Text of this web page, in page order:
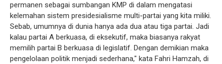
permanen sebagai sumbangan KMP di dalam mengatasi
kelemahan sistem presidesialisme multi-partai yang kita miliki.
Sebab, umumnya di dunia hanya ada dua atau tiga partai. Jadi
kalau partai A berkuasa, di eksekutif, maka biasanya rakyat
memilih partai B berkuasa di legislatif. Dengan demikian maka
pengelolaan politik menjadi sederhana," kata Fahri Hamzah, di